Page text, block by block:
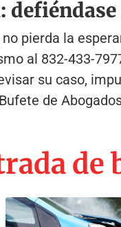
pierda la
al 832-433-
su caso,
de
de